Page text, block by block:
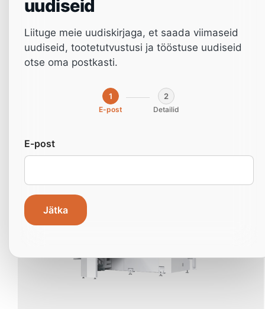
ND712DTL
uudiseid
Liituge meie uudiskirjaga, et saada viimaseid
uudiseid, tootetutvustusi ja tööstuse uudiseid
otse oma postkasti.
1
E-post
2
Detailid
E-post
Jätka